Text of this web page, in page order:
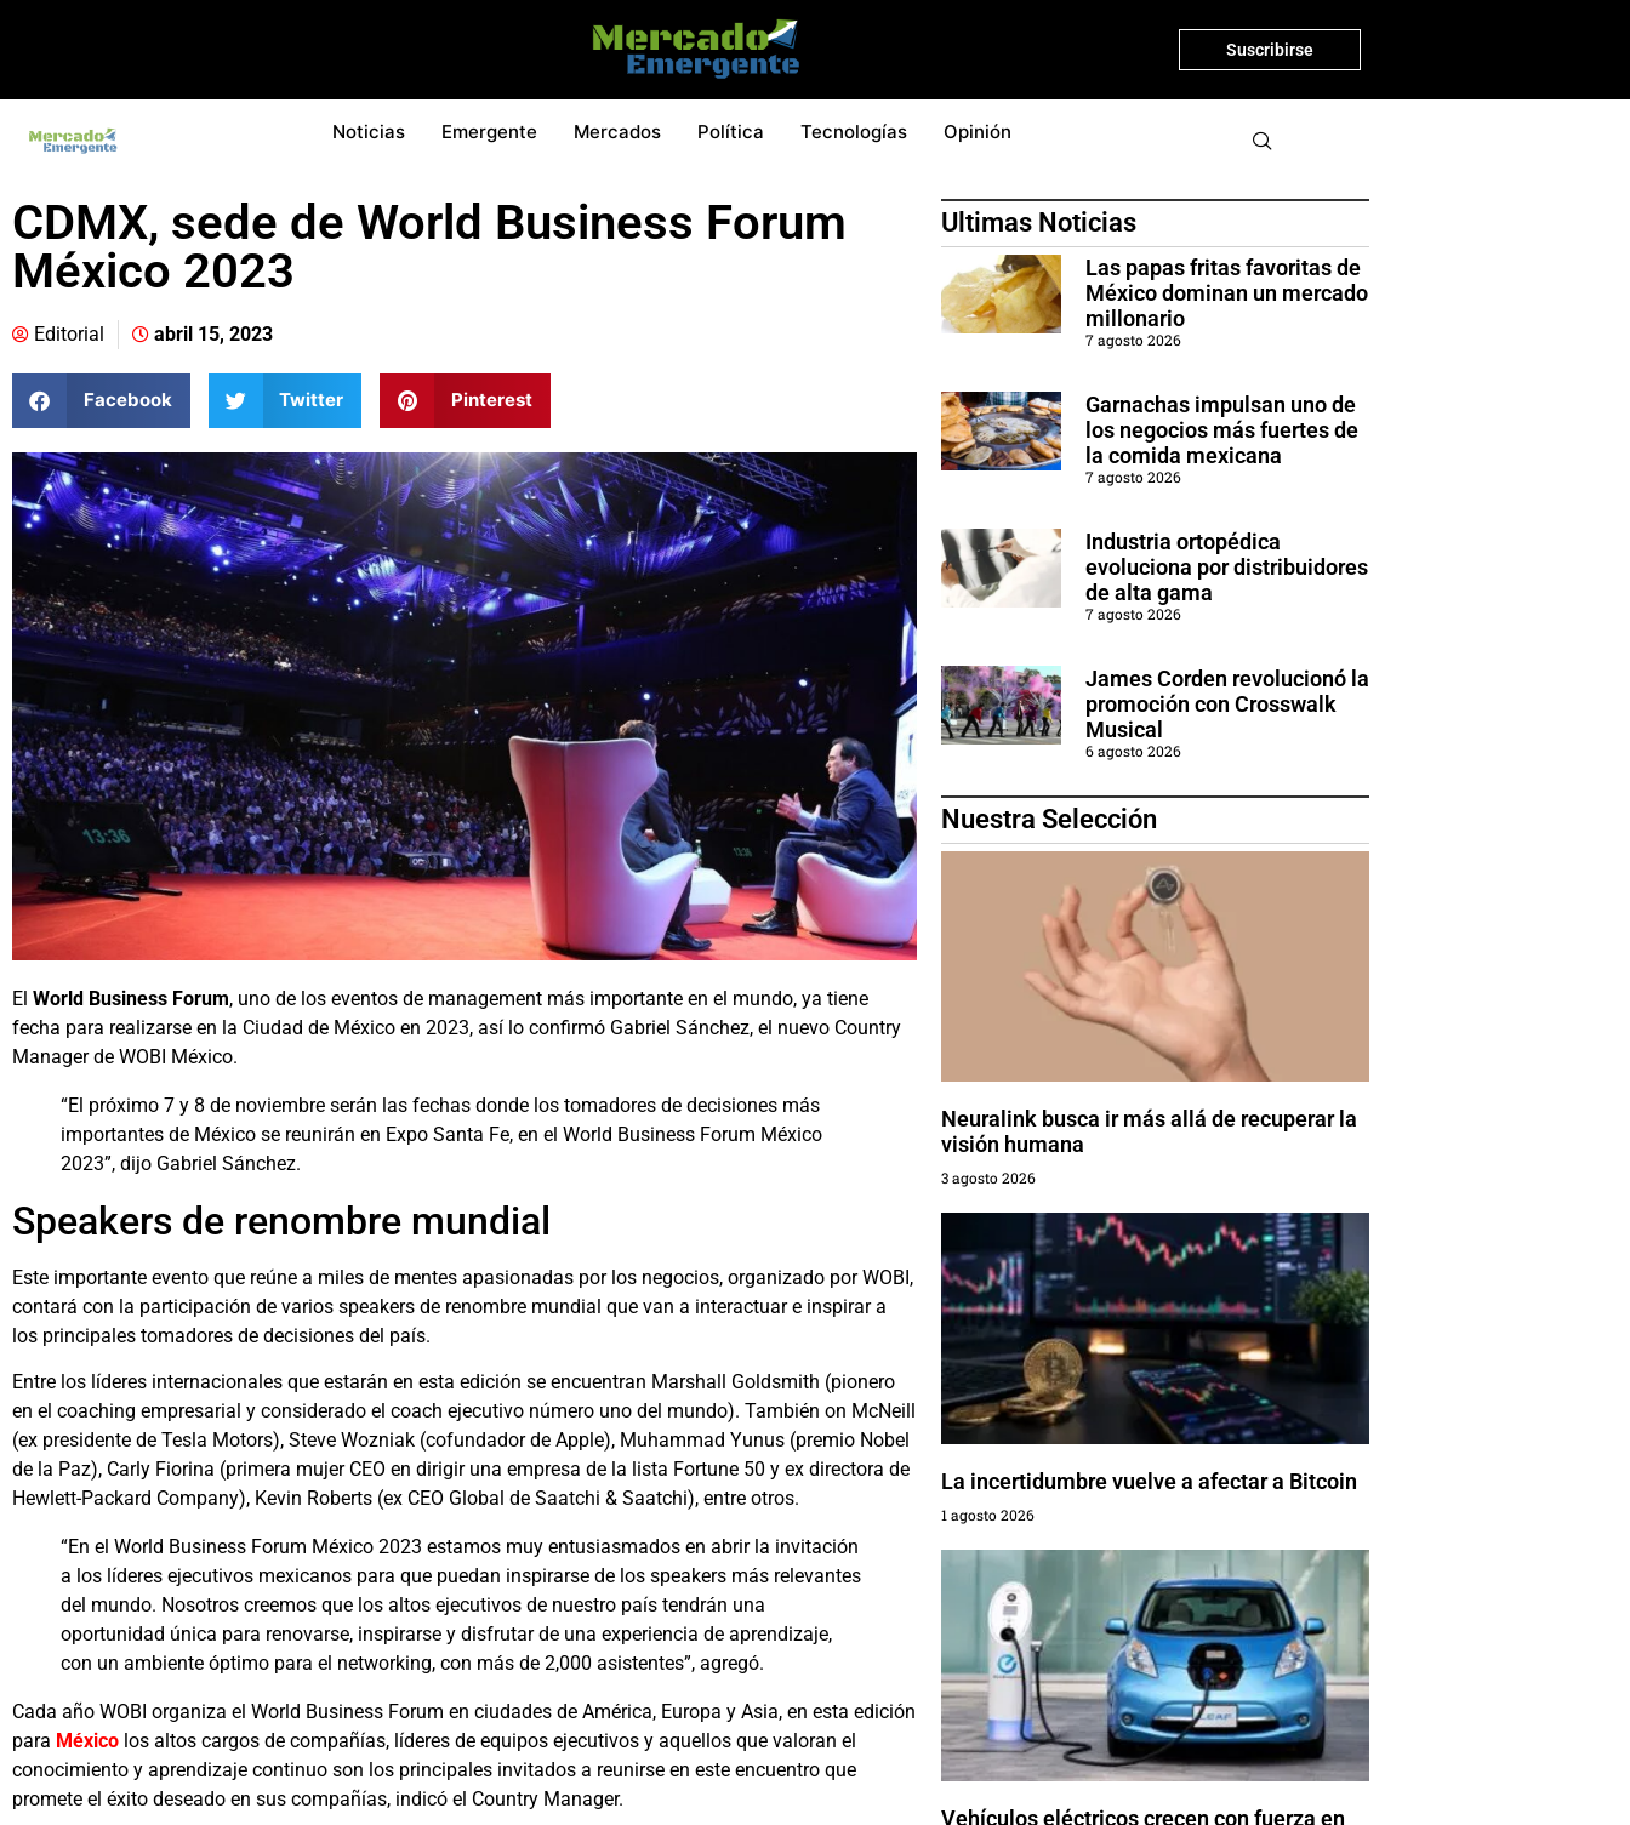
Suscribirse
Noticias Emergente Mercados Política Tecnologías Opinión
CDMX, sede de World Business Forum
México 2023
Editorial abril 15, 2023
Facebook Twitter Pinterest
El World Business Forum, uno de los eventos de management más importante en el mundo, ya tiene
fecha para realizarse en la Ciudad de México en 2023, así lo confirmó Gabriel Sánchez, el nuevo Country
Manager de WOBI México.
“El próximo 7 y 8 de noviembre serán las fechas donde los tomadores de decisiones más
importantes de México se reunirán en Expo Santa Fe, en el World Business Forum México
2023”, dijo Gabriel Sánchez.
Speakers de renombre mundial
Este importante evento que reúne a miles de mentes apasionadas por los negocios, organizado por WOBI,
contará con la participación de varios speakers de renombre mundial que van a interactuar e inspirar a
los principales tomadores de decisiones del país.
Entre los líderes internacionales que estarán en esta edición se encuentran Marshall Goldsmith (pionero
en el coaching empresarial y considerado el coach ejecutivo número uno del mundo). También on McNeill
(ex presidente de Tesla Motors), Steve Wozniak (cofundador de Apple), Muhammad Yunus (premio Nobel
de la Paz), Carly Fiorina (primera mujer CEO en dirigir una empresa de la lista Fortune 50 y ex directora de
Hewlett-Packard Company), Kevin Roberts (ex CEO Global de Saatchi & Saatchi), entre otros.
“En el World Business Forum México 2023 estamos muy entusiasmados en abrir la invitación
a los líderes ejecutivos mexicanos para que puedan inspirarse de los speakers más relevantes
del mundo. Nosotros creemos que los altos ejecutivos de nuestro país tendrán una
oportunidad única para renovarse, inspirarse y disfrutar de una experiencia de aprendizaje,
con un ambiente óptimo para el networking, con más de 2,000 asistentes”, agregó.
Cada año WOBI organiza el World Business Forum en ciudades de América, Europa y Asia, en esta edición
para México los altos cargos de compañías, líderes de equipos ejecutivos y aquellos que valoran el
conocimiento y aprendizaje continuo son los principales invitados a reunirse en este encuentro que
promete el éxito deseado en sus compañías, indicó el Country Manager.
Ultimas Noticias
Las papas fritas favoritas de
México dominan un mercado
millonario
7 agosto 2026
Garnachas impulsan uno de
los negocios más fuertes de
la comida mexicana
7 agosto 2026
Industria ortopédica
evoluciona por distribuidores
de alta gama
7 agosto 2026
James Corden revolucionó la
promoción con Crosswalk
Musical
6 agosto 2026
Nuestra Selección
Neuralink busca ir más allá de recuperar la
visión humana
3 agosto 2026
La incertidumbre vuelve a afectar a Bitcoin
1 agosto 2026
Vehículos eléctricos crecen con fuerza en